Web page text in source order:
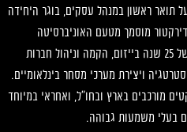
תואר ראשון במנהל עסקים, בוגר היחידה
מוסמך מטעם האוניברסיטה
העברית בירושלים. בעל ניסיון של 25 שנה בייזום, הקמה וניהול חברות
ויצירת מערכי מסחר בינלאומיים.
מורכבים בארץ ובחו"ל, ואחראי במיוחד
בעלי משמעות גבוהה.